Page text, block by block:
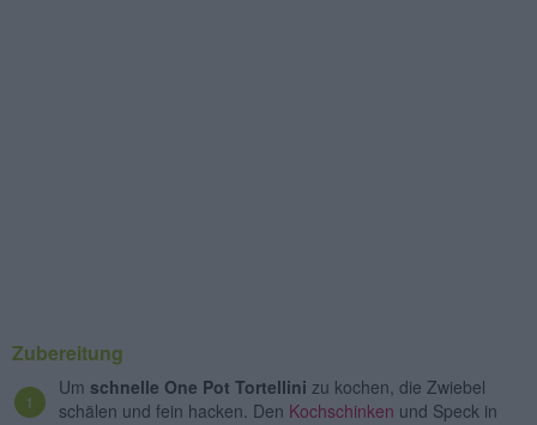
Zubereitung
Um schnelle One Pot Tortellini zu kochen, die Zwiebel
schälen und fein hacken. Den Kochschinken und Speck in